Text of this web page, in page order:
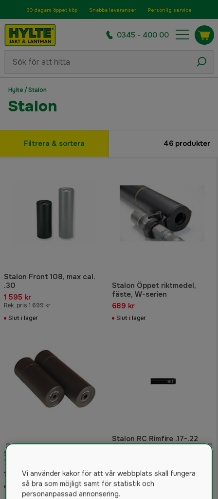
30 dagars öppet köp Snabba leveranser Personlig service
0345 - 400 00
Hylte /Stalon
Stalon
Filtrera & sortera 46 produkter
Stalon Front 108, max cal.
.30
1 595 kr
Rek. pris 1 699 kr
Slut i lager
Stalon Öppet riktmedel,
fäste, W-serien
689 kr
Slut i lager
Stalon 145 Front 6,5-
7,62mm
1 959 kr
Slut i lager
Stalon RC Rimfire .17-.22
Ljuddämpare
Klicka för mer information
Vi använder kakor för att vår webbplats skall fungera
så bra som möjligt samt för statistik och
personanpassad annonsering.